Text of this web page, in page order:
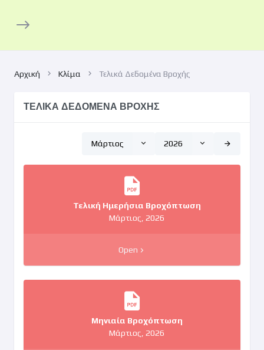
Αρχική Κλίμα Τελικά Δεδομένα Βροχής
ΤΕΛΙΚΑ ΔΕΔΟΜΕΝΑ ΒΡΟΧΗΣ
Μάρτιος 2026
Τελική Ημερήσια Βροχόπτωση
Μάρτιος, 2026
Open
Μηνιαία Βροχόπτωση
Μάρτιος, 2026